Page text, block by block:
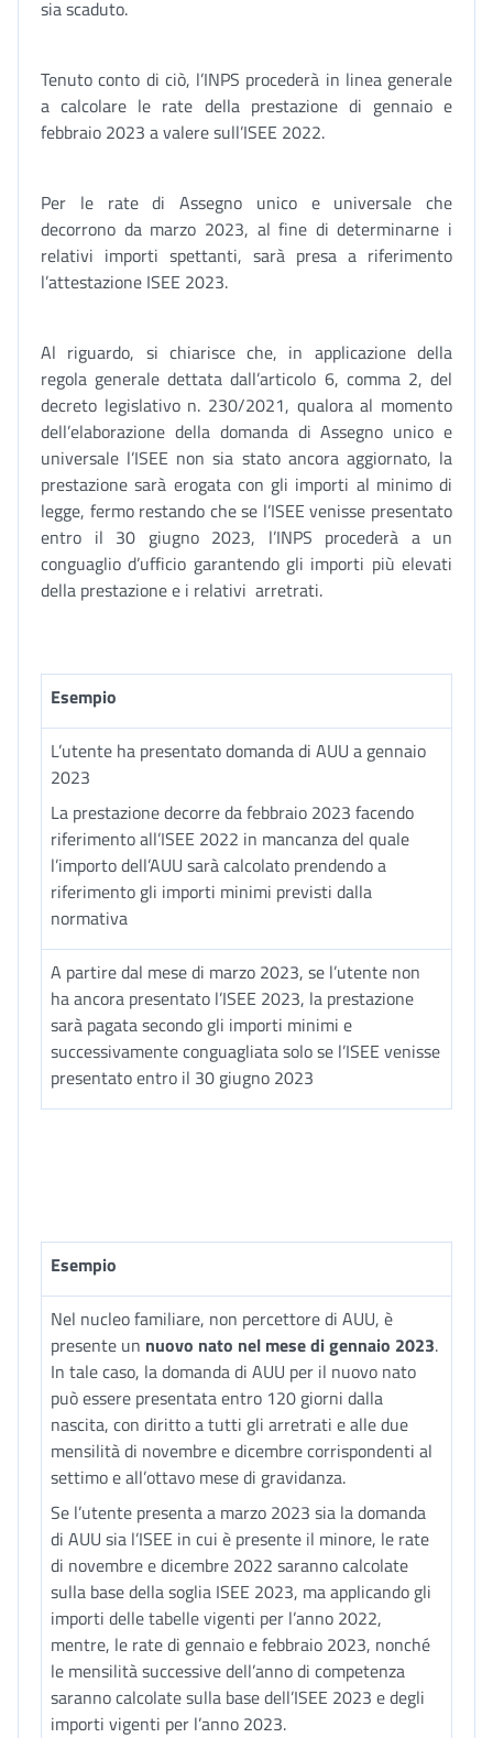
sia scaduto.
Tenuto conto di ciò, l’INPS procederà in linea generale
a calcolare le rate della prestazione di gennaio e
febbraio 2023 a valere sull’ISEE 2022.
Per le rate di Assegno unico e universale che
decorrono da marzo 2023, al fine di determinarne i
relativi importi spettanti, sarà presa a riferimento
l’attestazione ISEE 2023.
Al riguardo, si chiarisce che, in applicazione della
regola generale dettata dall’articolo 6, comma 2, del
decreto legislativo n. 230/2021, qualora al momento
dell’elaborazione della domanda di Assegno unico e
universale l’ISEE non sia stato ancora aggiornato, la
prestazione sarà erogata con gli importi al minimo di
legge, fermo restando che se l’ISEE venisse presentato
entro il 30 giugno 2023, l’INPS procederà a un
conguaglio d’ufficio garantendo gli importi più elevati
della prestazione e i relativi arretrati.
Esempio
L’utente ha presentato domanda di AUU a gennaio
2023
La prestazione decorre da febbraio 2023 facendo
riferimento all’ISEE 2022 in mancanza del quale
l’importo dell’AUU sarà calcolato prendendo a
riferimento gli importi minimi previsti dalla
normativa
A partire dal mese di marzo 2023, se l’utente non
ha ancora presentato l’ISEE 2023, la prestazione
sarà pagata secondo gli importi minimi e
successivamente conguagliata solo se l’ISEE venisse
presentato entro il 30 giugno 2023
Esempio
Nel nucleo familiare, non percettore di AUU, è
presente un nuovo nato nel mese di gennaio 2023.
In tale caso, la domanda di AUU per il nuovo nato
può essere presentata entro 120 giorni dalla
nascita, con diritto a tutti gli arretrati e alle due
mensilità di novembre e dicembre corrispondenti al
settimo e all’ottavo mese di gravidanza.
Se l’utente presenta a marzo 2023 sia la domanda
di AUU sia l’ISEE in cui è presente il minore, le rate
di novembre e dicembre 2022 saranno calcolate
sulla base della soglia ISEE 2023, ma applicando gli
importi delle tabelle vigenti per l’anno 2022,
mentre, le rate di gennaio e febbraio 2023, nonché
le mensilità successive dell’anno di competenza
saranno calcolate sulla base dell’ISEE 2023 e degli
importi vigenti per l’anno 2023.